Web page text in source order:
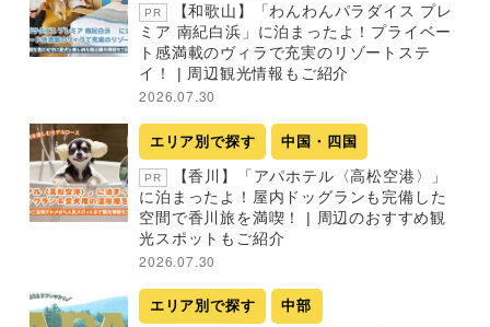
PR
【和歌山】「わんわんパラダイス プレ
ミア 南紀白浜」に泊まったよ！プライベー
ト感満載のヴィラで充実のリゾートステ
イ！ | 周辺観光情報もご紹介
2026.07.30
エリア別で探す 中国・四国
PR
【香川】「アパホテル〈高松空港〉」
に泊まったよ！屋内ドッグランも完備した
空間で香川旅を満喫！ | 周辺のおすすめ観
光スポットもご紹介
2026.07.30
エリア別で探す 中部